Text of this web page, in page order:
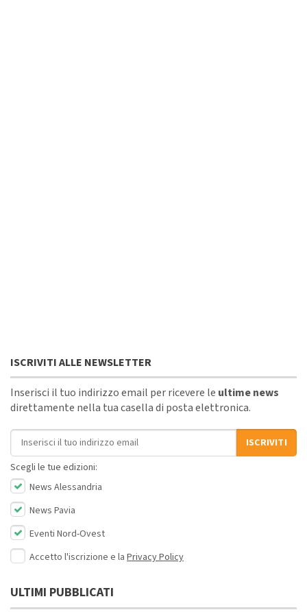
ISCRIVITI ALLE NEWSLETTER
Inserisci il tuo indirizzo email per ricevere le ultime news
direttamente nella tua casella di posta elettronica.
Indirizzo email
ISCRIVITI
Scegli le tue edizioni:
News Alessandria
News Pavia
Eventi Nord-Ovest
Accetto l'iscrizione e la Privacy Policy
ULTIMI PUBBLICATI